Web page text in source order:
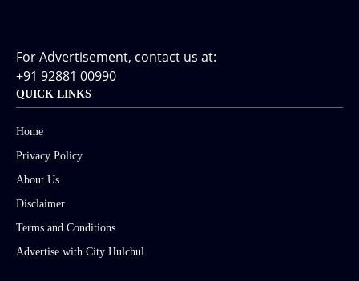
For Advertisement, contact us at:
+91 92881 00990
QUICK LINKS
Home
Privacy Policy
About Us
Disclaimer
Terms and Conditions
Advertise with City Hulchul